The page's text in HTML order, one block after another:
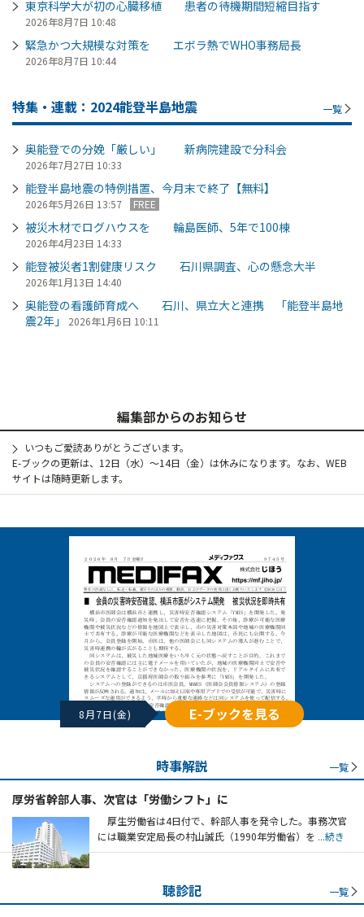
東京科学大が初の心臓移植 患者の待機期間短縮目指す
2026年8月7日 10:48
緊急かつ大規模な対策を エボラ熱でWHO事務局長
2026年8月7日 10:44
特集・連載：2024能登半島地震 一覧
奥能登での分娩「厳しい」 新病院建設で分科会
2026年7月27日 10:33
能登半島地震の特例措置、今月末で終了【無料】
2026年5月26日 13:57 FREE
被災木材でログハウスを 輪島医師、5年で100棟
2026年4月23日 14:33
能登被災者1割健康リスク 石川県調査、心の懸念大半
2026年1月13日 14:40
奥能登の看護師育成へ 石川、県立大と連携 「能登半島地
震2年」
2026年1月6日 10:11
編集部からのお知らせ
いつもご愛読ありがとうございます。
E-ブックの更新は、12日（水）～14日（金）は休みになります。なお、WEB
サイトは随時更新します。
8月7日(金) E-ブックを見る
時事解説 一覧
厚労省幹部人事、次官は「労働シフト」に
厚生労働省は4日付で、幹部人事を発令した。事務次官
には職業安定局長の村山誠氏（1990年労働省）を ...続き
聴診記 一覧